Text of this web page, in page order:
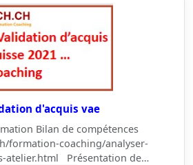
d'acquis vae
Bilan de compétences
formation-coaching/analyser-
atelier.html Présentation de…